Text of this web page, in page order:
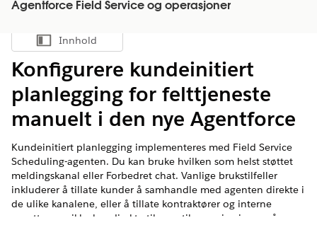
Agentforce Field Service og operasjoner
Vis innholdsfortegnelse
Innhold
Konfigurere kundeinitiert
planlegging for felttjeneste
manuelt i den nye Agentforce
Kundeinitiert planlegging implementeres med Field Service
Scheduling-agenten. Du kan bruke hvilken som helst støttet
meldingskanal eller Forbedret chat. Vanlige brukstilfeller
inkluderer å tillate kunder å samhandle med agenten direkte i
de ulike kanalene, eller å tillate kontraktører og interne
ansatte som ikke har direkte tilgang til organisasjonen, å